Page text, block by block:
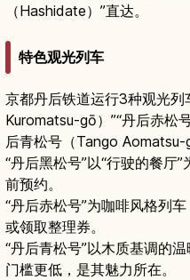
（Hashidate）”直达。
特色观光列车
京都丹后铁道运行3种观光列
Kuromatsu-gō）”“丹后赤松
后青松号（Tango Aomatsu-
“丹后黑松号”以“行驶的餐厅
前预约。
“丹后赤松号”为咖啡风格列
或领取整理券。
“丹后青松号”以木质基调的
门槛更低，是其魅力所在。